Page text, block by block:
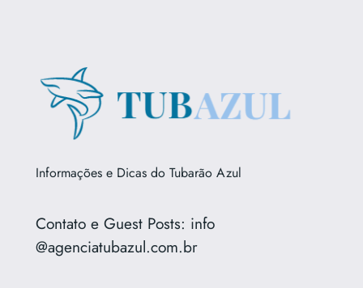
Informações e Dicas do Tubarão Azul
Contato e Guest Posts: info
@agenciatubazul.com.br